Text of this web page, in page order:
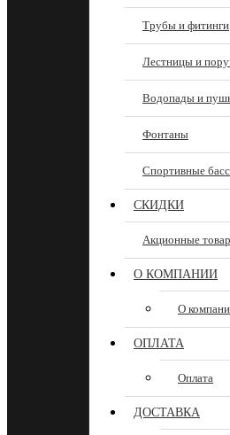
Трубы и фитинги
Лестницы и
Водопады и
Фонтаны
Спортивные
СКИДКИ
Акционные
О КОМПАНИИ
О
ОПЛАТА
Оплата
ДОСТАВКА